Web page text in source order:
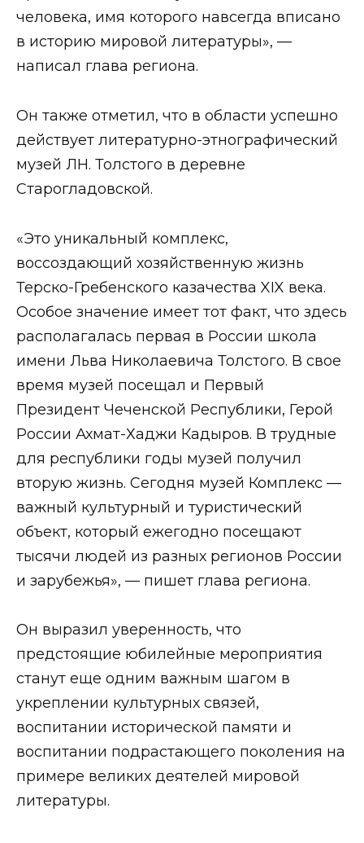
человека, имя которого навсегда вписано
в историю мировой литературы», —
написал глава региона.
Он также отметил, что в области успешно
действует литературно-этнографический
музей ЛН. Толстого в деревне
Старогладовской.
«Это уникальный комплекс,
воссоздающий хозяйственную жизнь
Терско-Гребенского казачества XIX века.
Особое значение имеет тот факт, что здесь
располагалась первая в России школа
имени Льва Николаевича Толстого. В свое
время музей посещал и Первый
Президент Чеченской Республики, Герой
России Ахмат-Хаджи Кадыров. В трудные
для республики годы музей получил
вторую жизнь. Сегодня музей Комплекс —
важный культурный и туристический
объект, который ежегодно посещают
тысячи людей из разных регионов России
и зарубежья», — пишет глава региона.
Он выразил уверенность, что
предстоящие юбилейные мероприятия
станут еще одним важным шагом в
укреплении культурных связей,
воспитании исторической памяти и
воспитании подрастающего поколения на
примере великих деятелей мировой
литературы.